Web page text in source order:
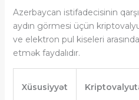
Azerbaycan istifadecisinin
aydın görmesi üçün
ve elektron pul kiseleri
etmək faydalıdır.
Xüsusiyyət